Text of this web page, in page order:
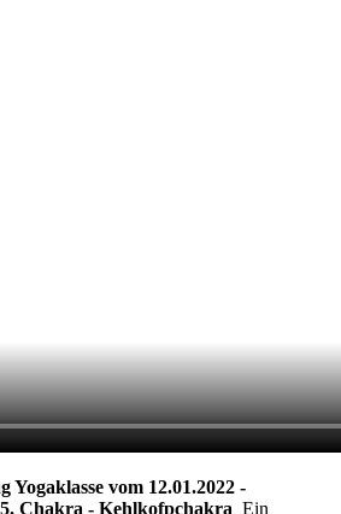
Yogaklasse vom 12.01.2022 -
Chakra - Kehlkofpchakra Ein